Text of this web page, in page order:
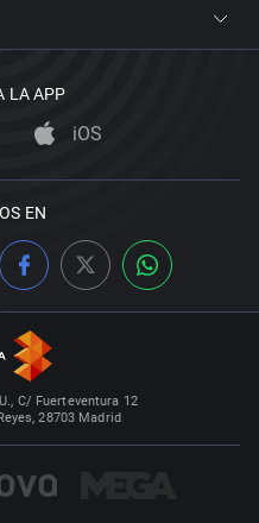
LA APP
iOS
EN
C/ Fuerteventura 12
28703 Madrid